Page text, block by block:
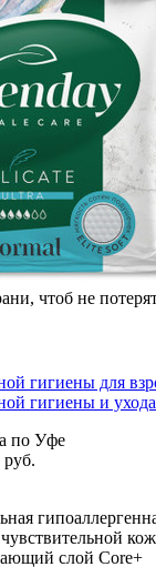
чтоб не
гигиены для
гигиены и ухода
по Уфе
руб.
слой Core+